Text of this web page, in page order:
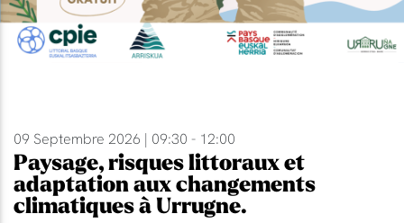
09 Septembre 2026 | 09:30 - 12:00
Paysage, risques littoraux et
adaptation aux changements
climatiques à Urrugne.